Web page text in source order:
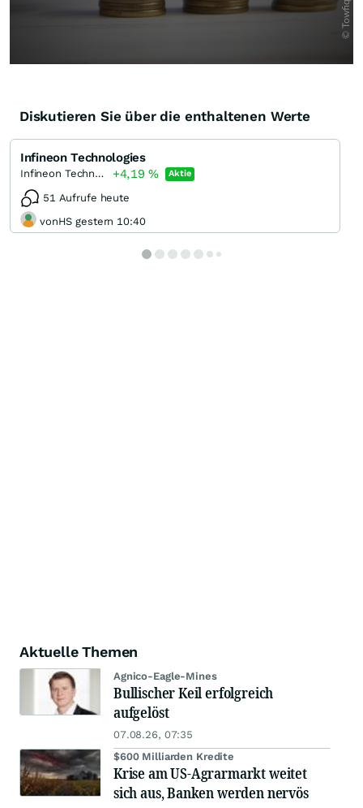
Diskutieren Sie über die enthaltenen Werte
Infineon Technologies
Infineon Technologies +4,19% Aktie
51 Aufrufe heute
vonHS gestern 10:40
Aktuelle Themen
Agnico-Eagle-Mines
Bullischer Keil erfolgreich
aufgelöst
07.08.26, 07:35
$600 Milliarden Kredite
Krise am US-Agrarmarkt weitet
sich aus, Banken werden nervös